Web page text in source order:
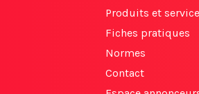
Produits et
Fiches pratiques
Normes
Contact